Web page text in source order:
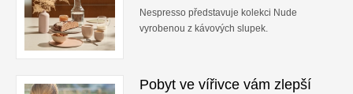
Nespresso představuje kolekci Nude
vyrobenou z kávových slupek.
Pobyt ve vířivce vám zlepší